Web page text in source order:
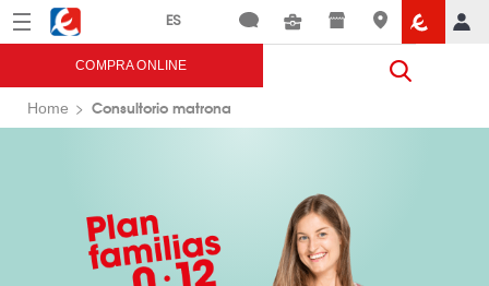
Menú Eroski
COMPRA ONLINE
Home Consultorio matrona